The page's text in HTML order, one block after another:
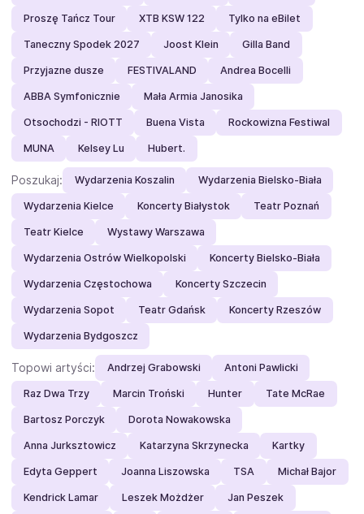
Proszę Tańcz Tour XTB KSW 122 Tylko na eBilet
Taneczny Spodek 2027 Joost Klein Gilla Band
Przyjazne dusze FESTIVALAND Andrea Bocelli
ABBA Symfonicznie Mała Armia Janosika
Otsochodzi - RIOTT Buena Vista Rockowizna Festiwal
MUNA Kelsey Lu Hubert.
Poszukaj: Wydarzenia Koszalin Wydarzenia Bielsko-Biała
Wydarzenia Kielce Koncerty Białystok Teatr Poznań
Teatr Kielce Wystawy Warszawa
Wydarzenia Ostrów Wielkopolski Koncerty Bielsko-Biała
Wydarzenia Częstochowa Koncerty Szczecin
Wydarzenia Sopot Teatr Gdańsk Koncerty Rzeszów
Wydarzenia Bydgoszcz
Topowi artyści: Andrzej Grabowski Antoni Pawlicki
Raz Dwa Trzy Marcin Troński Hunter Tate McRae
Bartosz Porczyk Dorota Nowakowska
Anna Jurksztowicz Katarzyna Skrzynecka Kartky
Edyta Geppert Joanna Liszowska TSA Michał Bajor
Kendrick Lamar Leszek Możdżer Jan Peszek